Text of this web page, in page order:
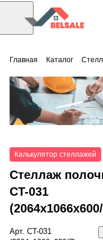
Главная Каталог
Калькулятор стеллажей
Стеллаж
СT-031
Арт. СT-031